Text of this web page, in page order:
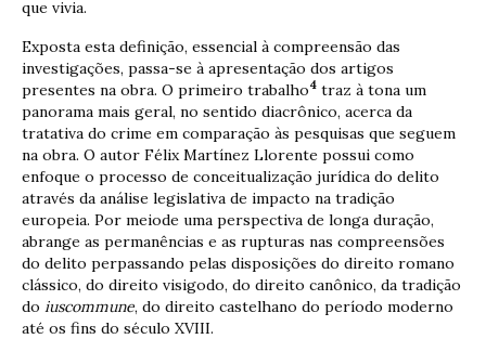
que vivia.
Exposta esta definição, essencial à compreensão das
investigações, passa-se à apresentação dos artigos
presentes na obra. O primeiro trabalho4 traz à tona um
panorama mais geral, no sentido diacrônico, acerca da
tratativa do crime em comparação às pesquisas que seguem
na obra. O autor Félix Martínez Llorente possui como
enfoque o processo de conceitualização jurídica do delito
através da análise legislativa de impacto na tradição
europeia. Por meiode uma perspectiva de longa duração,
abrange as permanências e as rupturas nas compreensões
do delito perpassando pelas disposições do direito romano
clássico, do direito visigodo, do direito canônico, da tradição
do iuscommune, do direito castelhano do período moderno
até os fins do século XVIII.